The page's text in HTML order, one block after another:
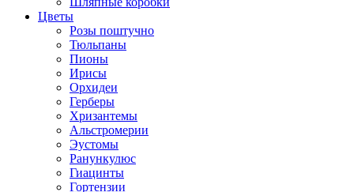
Цветы
Розы поштучно
Тюльпаны
Пионы
Ирисы
Орхидеи
Герберы
Хризантемы
Альстромерии
Эустомы
Ранункулюс
Гиацинты
Гортензии